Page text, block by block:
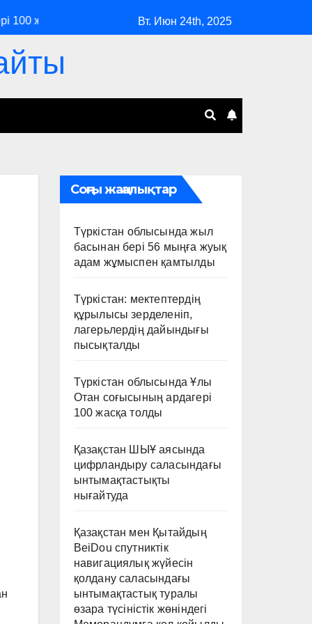
жасқа толды Қазақстан ШЫҰ аясында
Вт. Июн 24th, 2025
Соңғы жаңалықтар
Түркістан облысында жыл
басынан бері 56 мыңға жуық
адам жұмыспен қамтылды
Түркістан: мектептердің
құрылысы зерделеніп,
лагерьлердің дайындығы
пысықталды
Түркістан облысында Ұлы
Отан соғысының ардагері
100 жасқа толды
Қазақстан ШЫҰ аясында
цифрландыру саласындағы
ынтымақтастықты
нығайтуда
Қазақстан мен Қытайдың
BeiDou спутниктік
навигациялық жүйесін
қолдану саласындағы
ынтымақтастық туралы
өзара түсіністік жөніндегі